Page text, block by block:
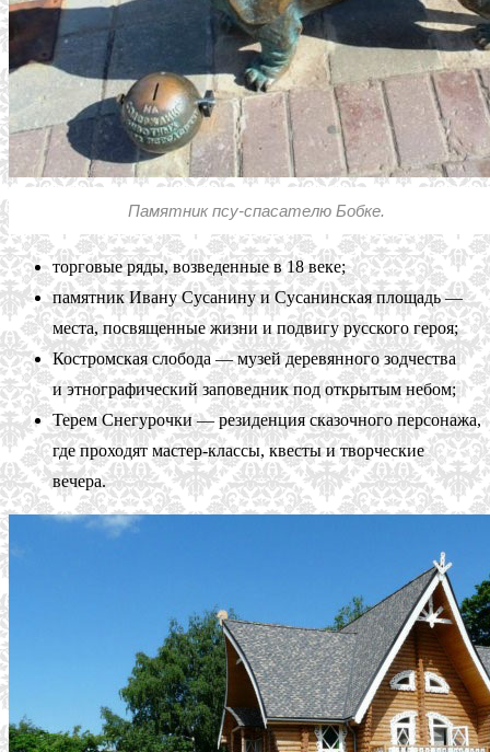
Памятник псу-спасателю Бобке.
торговые ряды, возведенные в 18 веке;
памятник Ивану Сусанину и Сусанинская площадь —
места, посвященные жизни и подвигу русского героя;
Костромская слобода — музей деревянного зодчества
и этнографический заповедник под открытым небом;
Терем Снегурочки — резиденция сказочного персонажа,
где проходят мастер-классы, квесты и творческие
вечера.